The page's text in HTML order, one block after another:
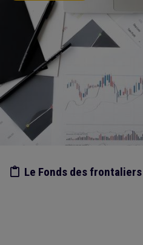
Etude/chiffres
Le Fonds des